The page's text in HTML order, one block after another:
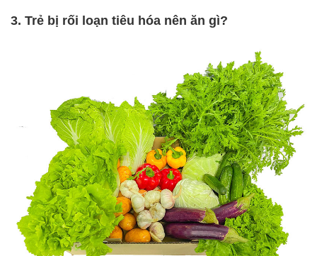
3. Trẻ bị rối loạn tiêu hóa nên ăn gì?